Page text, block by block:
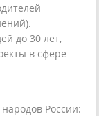
до 30 лет,
в сфере
России: